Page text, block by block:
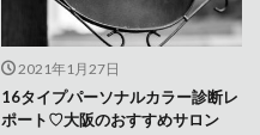
2021年1月27日
16タイプパーソナルカラー診断レ
ポート♡大阪のおすすめサロン